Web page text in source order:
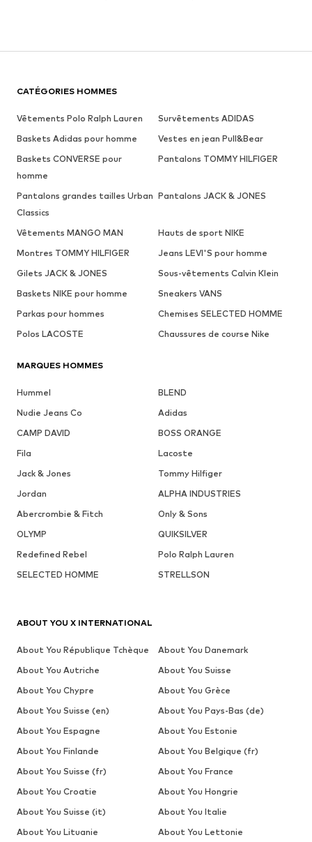
CATÉGORIES HOMMES
Vêtements Polo Ralph Lauren
Survêtements ADIDAS
Baskets Adidas pour homme
Vestes en jean Pull&Bear
Baskets CONVERSE pour
homme
Pantalons TOMMY HILFIGER
Pantalons grandes tailles Urban
Classics
Pantalons JACK & JONES
Vêtements MANGO MAN
Hauts de sport NIKE
Montres TOMMY HILFIGER
Jeans LEVI'S pour homme
Gilets JACK & JONES
Sous-vêtements Calvin Klein
Baskets NIKE pour homme
Sneakers VANS
Parkas pour hommes
Chemises SELECTED HOMME
Polos LACOSTE
Chaussures de course Nike
MARQUES HOMMES
Hummel
BLEND
Nudie Jeans Co
Adidas
CAMP DAVID
BOSS ORANGE
Fila
Lacoste
Jack & Jones
Tommy Hilfiger
Jordan
ALPHA INDUSTRIES
Abercrombie & Fitch
Only & Sons
OLYMP
QUIKSILVER
Redefined Rebel
Polo Ralph Lauren
SELECTED HOMME
STRELLSON
ABOUT YOU X INTERNATIONAL
About You République Tchèque
About You Danemark
About You Autriche
About You Suisse
About You Chypre
About You Grèce
About You Suisse (en)
About You Pays-Bas (de)
About You Espagne
About You Estonie
About You Finlande
About You Belgique (fr)
About You Suisse (fr)
About You France
About You Croatie
About You Hongrie
About You Suisse (it)
About You Italie
About You Lituanie
About You Lettonie